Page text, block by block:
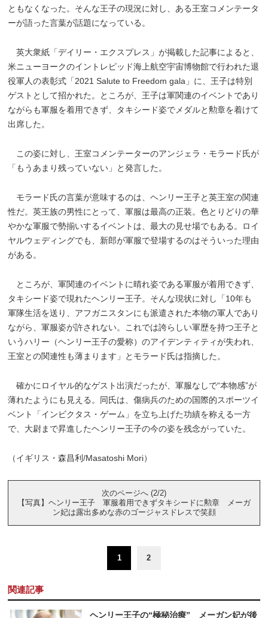
ともなくなった。そんな王子の現況に対し、ある王室コメンテータ
ーが語った言葉が話題になっている。
英大衆紙「デイリー・エクスプレス」が掲載した記事によると、
米ニューヨークのイントレピッド海上航空宇宙博物館で行われた退
役軍人の表彰式「2021 Salute to Freedom gala」に、王子は特別
ゲストとして招かれた。ところが、王子は軍関連のイベントであり
ながらも軍服を着用できず、タキシード姿でメダルと勲章を着けて
出席した。
この姿に対し、王室コメンテーターのアンジェラ・モラード氏が
「もうあまり残っていない」と発言した。
モラード氏の言葉が意味するのは、ヘンリー王子と英王室の関連
性だ。英王族の男性にとって、軍服は最高の正装。色とりどりの華
やかな軍服で勢揃いするイベントは、最大の見せ場でもある。ロイ
ヤルウェディングでも、新郎が軍服で登場するのはそういった理由
がある。
ところが、軍関連のイベントに晴れ姿である軍服が着用できず、
タキシード姿で現れたヘンリー王子。そんな現状に対し「10年も
軍隊生活を送り、アフガニスタンにも派遣された本物の軍人であり
ながら、軍服姿が許されない。これでは誇らしい軍歴を持つ王子と
いうハリー（ヘンリー王子の愛称）のアイデンティティが失われ、
王室との関連性も薄まります」とモラード氏は指摘した。
確かにロイヤル的なゲスト出演だったが、軍服なしで“本物感”が
薄れたようにも見える。同氏は、傷病兵のための国際的スポーツイ
ベント「インビクタス・ゲーム」を立ち上げた功績を称える一方
で、大尉まで昇進したヘンリー王子の今の姿を残念がっていた。
（イギリス・森昌利/Masatoshi Mori）
次のページへ (2/2)
【写真】ヘンリー王子 軍服着用できずタキシードに勲章 メーガ
ン妃は露出多めな赤のゴージャスドレスで笑顔
1 2
関連記事
ヘンリー王子の“極秘治療” メーガン妃が後